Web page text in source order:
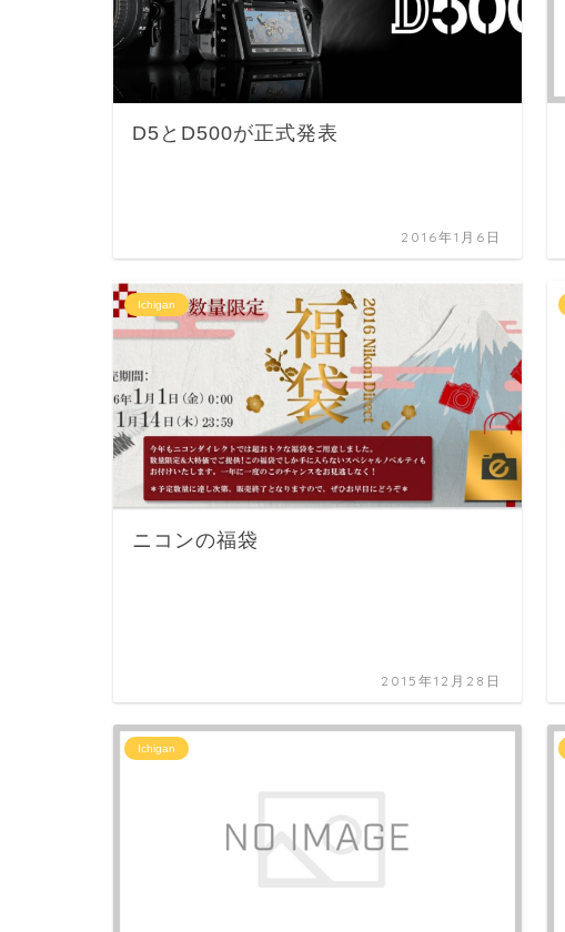
D5とD500が正式発表
2016年1月6日
Ichigan
ニコンの福袋
2015年12月28日
Ichigan